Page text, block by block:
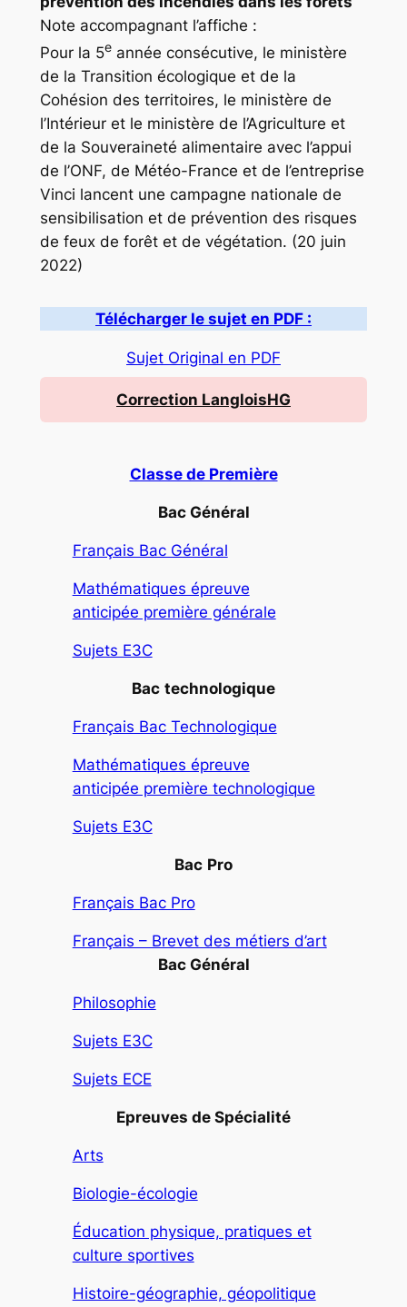
Note accompagnant l’affiche :
Pour la 5eannée consécutive, le ministère
de la Transition écologique et de la
Cohésion des territoires, le ministère de
l’Intérieur et le ministère de l’Agriculture et
de la Souveraineté alimentaire avec l’appui
de l’ONF, de Météo-France et de l’entreprise
Vinci lancent une campagne nationale de
sensibilisation et de prévention des risques
de feux de forêt et de végétation. (20 juin
2022)
Télécharger le sujet en PDF :
Sujet Original en PDF
Correction LangloisHG
Classe de Première
Bac Général
Français Bac Général
Mathématiques épreuve
anticipée première générale
Sujets E3C
Bac technologique
Français Bac Technologique
Mathématiques épreuve
anticipée première technologique
Sujets E3C
Bac Pro
Français Bac Pro
Français – Brevet des métiers d’art
Bac Général
Philosophie
Sujets E3C
Sujets ECE
Epreuves de Spécialité
Arts
Biologie-écologie
Éducation physique, pratiques et
culture sportives
Histoire-géographie, géopolitique